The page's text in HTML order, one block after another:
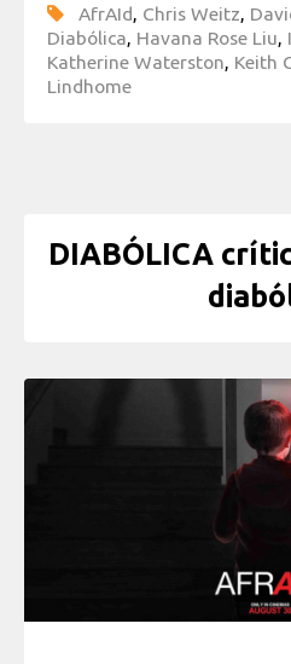
AfrAId Chris Weitz
Diabólica Havana Rose Liu
Katherine Waterston Keith
Lindhome
DIABÓLICA